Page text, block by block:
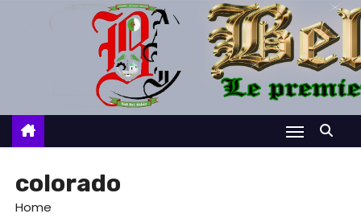
c
colorado
Home